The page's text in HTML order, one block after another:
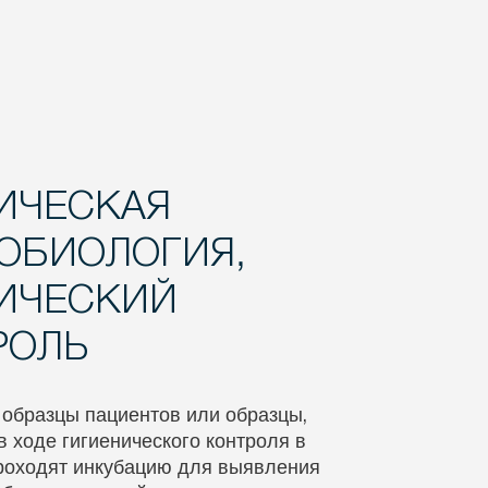
пациентов или образцы,
ходе гигиенического контроля в
инкубацию для выявления